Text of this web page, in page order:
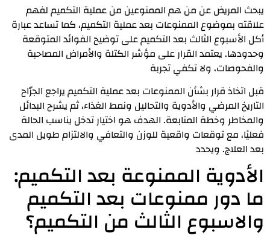
يبحث المريض عن من هم الممنوعين من عملية التكميم لفهم
علاقته بموضوع الممنوعات بعد عملية التكميم، كما تساعد عبارة
أكل الأسبوع الثالث بعد التكميم على توضيح الفوائد المتوقعة
وحدودها. يعتمد القرار على مؤشر الكتلة والأمراض المصاحبة
والفحوصات، ولا تكفي تجربة
قبل اتخاذ قرار بشأن الممنوعات بعد عملية التكميم يراجع الجرّاح
التاريخ المرضي والأدوية والتحاليل ونمط الغذاء، ثم يشرح البدائل
والمخاطر وخطة المتابعة. الهدف هو اختيار تدخل يناسب الحالة
فعليًا، مع توقعات واقعية للوزن والتعافي والالتزام طويل المدى
بعد العلاج. ويحدد
الأدوية الممنوعة بعد التكميم:
ما دور ممنوعات بعد التكميم
والاسبوع الثالث من التكميم؟